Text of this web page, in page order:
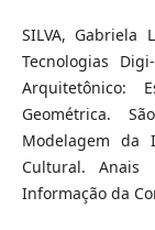
SILVA, Gabriela
Tecnologias
Arquitetônico:
Geométrica.
Modelagem da
Cultural. Anais
Informação da